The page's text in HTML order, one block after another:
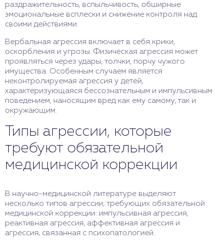
раздражительность, вспыльчивость, обширные
эмоциональные всплески и снижение контроля над
своими действиями.
Вербальная агрессия включает в себя крики,
оскорбления и угрозы. Физическая агрессия может
проявляться через удары, толчки, порчу чужого
имущества. Особенным случаем является
неконтролируемая агрессия у детей,
характеризующаяся бессознательным и импульсивным
поведением, наносящим вред как ему самому, так и
окружающим.
Типы агрессии, которые
требуют обязательной
медицинской коррекции
В научно-медицинской литературе выделяют
несколько типов агрессии, требующих обязательной
медицинской коррекции: импульсивная агрессия,
реактивная агрессия, аффективная агрессия и
агрессия, связанная с психопатологией.